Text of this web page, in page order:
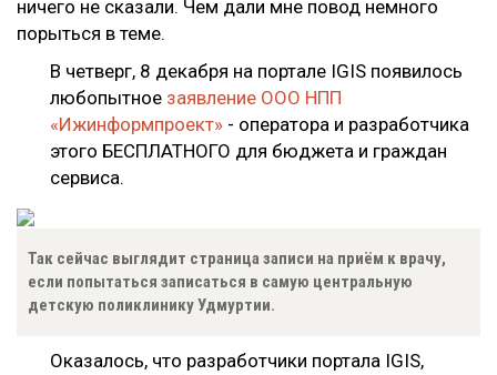
ничего не сказали. Чем дали мне повод немного
порыться в теме.
В четверг, 8 декабря на портале IGIS появилось
любопытное заявление ООО НПП
«Ижинформпроект» - оператора и разработчика
этого БЕСПЛАТНОГО для бюджета и граждан
сервиса.
Так сейчас выглядит страница записи на приём к врачу,
если попытаться записаться в самую центральную
детскую поликлинику Удмуртии.
Оказалось, что разработчики портала IGIS,